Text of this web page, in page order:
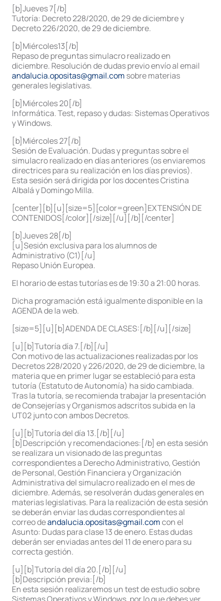
[b]Jueves 7[/b]
Tutoría: Decreto 228/2020, de 29 de diciembre y
Decreto 226/2020, de 29 de diciembre.
[b]Miércoles13[/b]
Repaso de preguntas simulacro realizado en
diciembre. Resolución de dudas previo envío al email
andalucia.opositas@gmail.com sobre materias
generales legislativas.
[b]Miércoles 20[/b]
Informática. Test, repaso y dudas: Sistemas Operativos
y Windows.
[b]Miércoles 27[/b]
Sesión de Evaluación. Dudas y preguntas sobre el
simulacro realizado en días anteriores (os enviaremos
directrices para su realización en los días previos).
Esta sesión será dirigida por los docentes Cristina
Albalá y Domingo Milla.
[center][b][u][size=5][color=green]EXTENSIÓN DE
CONTENIDOS[/color][/size][/u][/b][/center]
[b]Jueves 28[/b]
[u]Sesión exclusiva para los alumnos de
Administrativo (C1)[/u]
Repaso Unión Europea.
El horario de estas tutorías es de 19:30 a 21:00 horas.
Dicha programación está igualmente disponible en la
AGENDA de la web.
[size=5][u][b]ADENDA DE CLASES:[/b][/u][/size]
[u][b]Tutoría día 7.[/b][/u]
Con motivo de las actualizaciones realizadas por los
Decretos 228/2020 y 226/2020, de 29 de diciembre, la
materia que en primer lugar se estableció para esta
tutoría (Estatuto de Autonomía) ha sido cambiada.
Tras la tutoría, se recomienda trabajar la presentación
de Consejerías y Organismos adscritos subida en la
UT02 junto con ambos Decretos.
[u][b]Tutoría del día 13.[/b][/u]
[b]Descripción y recomendaciones:[/b] en esta sesión
se realizara un visionado de las preguntas
correspondientes a Derecho Administrativo, Gestión
de Personal, Gestión Financiera y Organización
Administrativa del simulacro realizado en el mes de
diciembre. Además, se resolverán dudas generales en
materias legislativas. Para la realización de esta sesión
se deberán enviar las dudas correspondientes al
correo deandalucia.opositas@gmail.comcon el
Asunto: Dudas para clase 13 de enero. Estas dudas
deberán ser enviadas antes del 11 de enero para su
correcta gestión.
[u][b]Tutoría del día 20.[/b][/u]
[b]Descripción previa:[/b]
En esta sesión realizaremos un test de estudio sobre